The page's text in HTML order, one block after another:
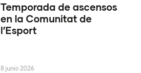
Temporada de ascensos
en la Comunitat de
l’Esport
8 junio 2026